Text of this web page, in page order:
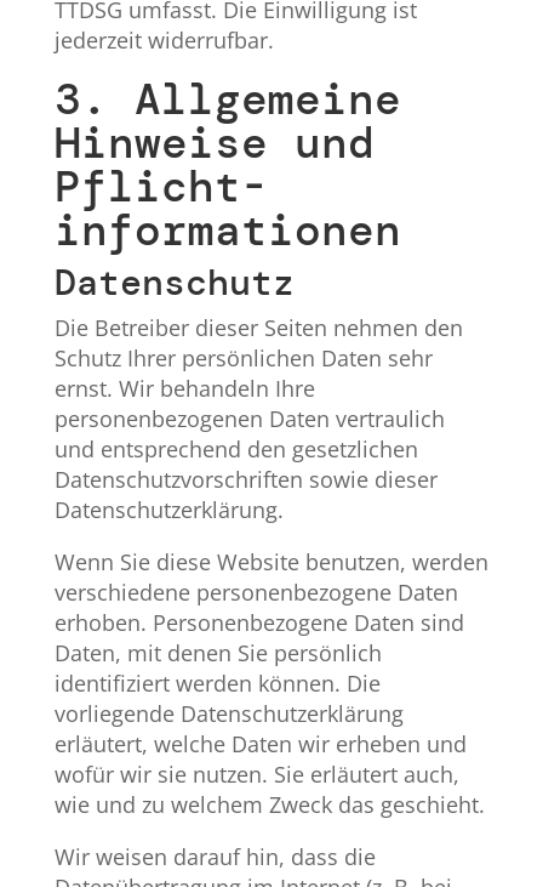
TTDSG umfasst. Die Einwilligung ist
jederzeit widerrufbar.
3. Allgemeine
Hinweise und
Pflicht­
informationen
Datenschutz
Die Betreiber dieser Seiten nehmen den
Schutz Ihrer persönlichen Daten sehr
ernst. Wir behandeln Ihre
personenbezogenen Daten vertraulich
und entsprechend den gesetzlichen
Datenschutzvorschriften sowie dieser
Datenschutzerklärung.
Wenn Sie diese Website benutzen, werden
verschiedene personenbezogene Daten
erhoben. Personenbezogene Daten sind
Daten, mit denen Sie persönlich
identifiziert werden können. Die
vorliegende Datenschutzerklärung
erläutert, welche Daten wir erheben und
wofür wir sie nutzen. Sie erläutert auch,
wie und zu welchem Zweck das geschieht.
Wir weisen darauf hin, dass die